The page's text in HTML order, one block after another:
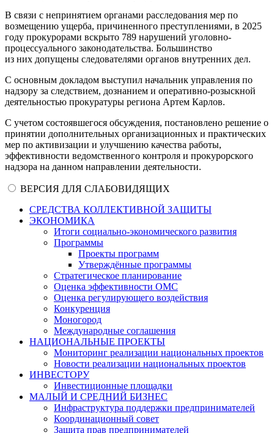
В связи с непринятием органами расследования мер по
возмещению ущерба, причиненного преступлениями, в 2025
году прокурорами вскрыто 789 нарушений уголовно-
процессуального законодательства. Большинство
из них допущены следователями органов внутренних дел.
С основным докладом выступил начальник управления по
надзору за следствием, дознанием и оперативно-розыскной
деятельностью прокуратуры региона Артем Карлов.
С учетом состоявшегося обсуждения, постановлено решение о
принятии дополнительных организационных и практических
мер по активизации и улучшению качества работы,
эффективности ведомственного контроля и прокурорского
надзора на данном направлении деятельности.
ВЕРСИЯ ДЛЯ СЛАБОВИДЯЩИХ
СРЕДСТВА КОЛЛЕКТИВНОЙ ЗАЩИТЫ
ЭКОНОМИКА
Итоги социально-экономического развития
Программы
Проекты программ
Утверждённые программы
Стратегическое планирование
Оценка эффективности ОМС
Оценка регулирующего воздействия
Конкуренция
Моногород
Международные соглашения
НАЦИОНАЛЬНЫЕ ПРОЕКТЫ
Мониторинг реализации национальных проектов
Новости реализации национальных проектов
ИНВЕСТОРУ
Инвестиционные площадки
МАЛЫЙ И СРЕДНИЙ БИЗНЕС
Инфраструктура поддержки предпринимателей
Координационный совет
Защита прав предпринимателей